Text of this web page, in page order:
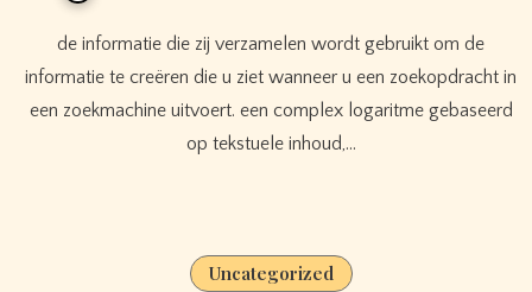
de informatie die zij verzamelen wordt gebruikt om de
informatie te creëren die u ziet wanneer u een zoekopdracht in
een zoekmachine uitvoert. een complex logaritme gebaseerd
op tekstuele inhoud,…
Uncategorized